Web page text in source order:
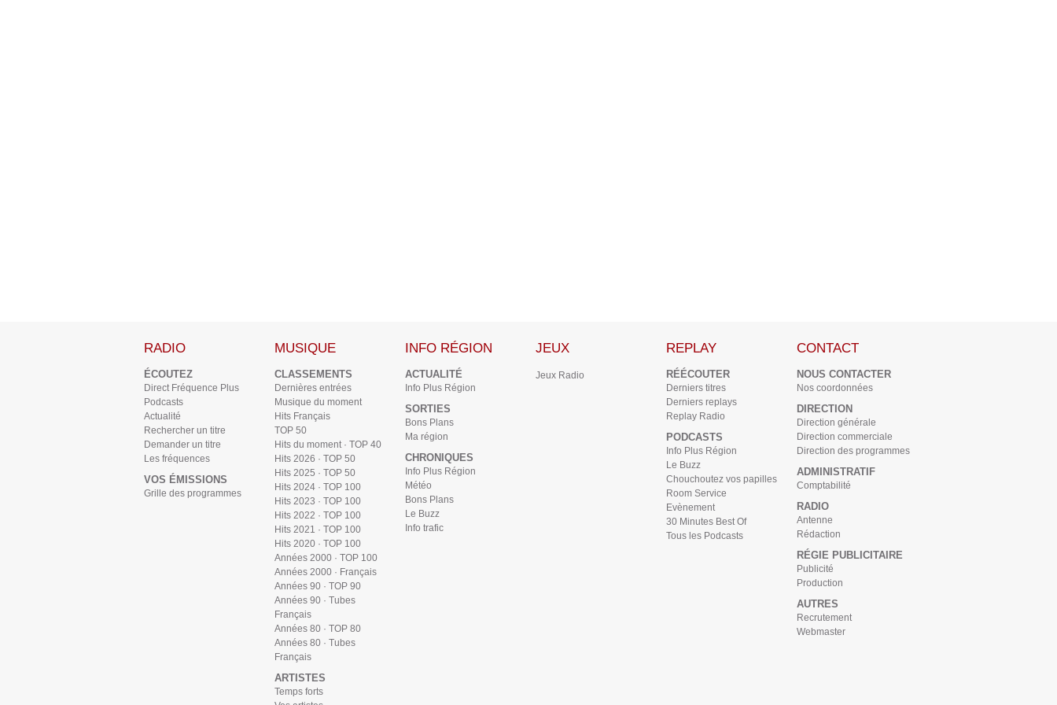
RADIO
ÉCOUTEZ
Direct Fréquence Plus
Podcasts
Actualité
Rechercher un titre
Demander un titre
Les fréquences
VOS ÉMISSIONS
Grille des programmes
MUSIQUE
CLASSEMENTS
Dernières entrées
Musique du moment
Hits Français
TOP 50
Hits du moment · TOP 40
Hits 2026 · TOP 50
Hits 2025 · TOP 50
Hits 2024 · TOP 100
Hits 2023 · TOP 100
Hits 2022 · TOP 100
Hits 2021 · TOP 100
Hits 2020 · TOP 100
Années 2000 · TOP 100
Années 2000 · Français
Années 90 · TOP 90
Années 90 · Tubes
Français
Années 80 · TOP 80
Années 80 · Tubes
Français
ARTISTES
Temps forts
INFO RÉGION
ACTUALITÉ
Info Plus Région
SORTIES
Bons Plans
Ma région
CHRONIQUES
Info Plus Région
Météo
Bons Plans
Le Buzz
Info trafic
JEUX
Jeux Radio
REPLAY
RÉÉCOUTER
Derniers titres
Derniers replays
Replay Radio
PODCASTS
Info Plus Région
Le Buzz
Chouchoutez vos papilles
Room Service
Evènement
30 Minutes Best Of
Tous les Podcasts
CONTACT
NOUS CONTACTER
Nos coordonnées
DIRECTION
Direction générale
Direction commerciale
Direction des programmes
ADMINISTRATIF
Comptabilité
RADIO
Antenne
Rédaction
RÉGIE PUBLICITAIRE
Publicité
Production
AUTRES
Recrutement
Webmaster